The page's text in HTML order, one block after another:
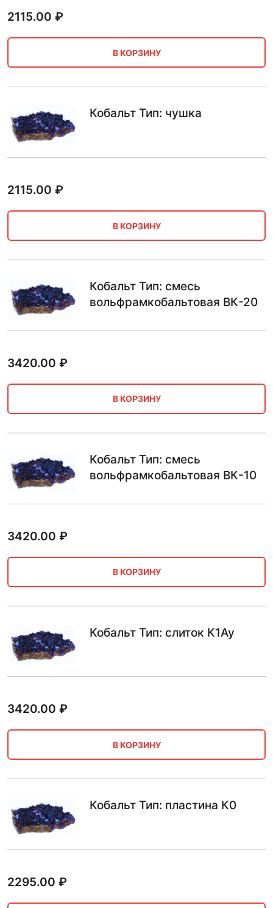
2115.00 ₽
В КОРЗИНУ
Кобальт Тип: чушка
2115.00 ₽
В КОРЗИНУ
Кобальт Тип: смесь
вольфрамкобальтовая ВК-20
3420.00 ₽
В КОРЗИНУ
Кобальт Тип: смесь
вольфрамкобальтовая ВК-10
3420.00 ₽
В КОРЗИНУ
Кобальт Тип: слиток К1Ау
3420.00 ₽
В КОРЗИНУ
Кобальт Тип: пластина К0
2295.00 ₽